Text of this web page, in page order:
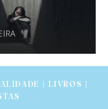
| LIVROS |